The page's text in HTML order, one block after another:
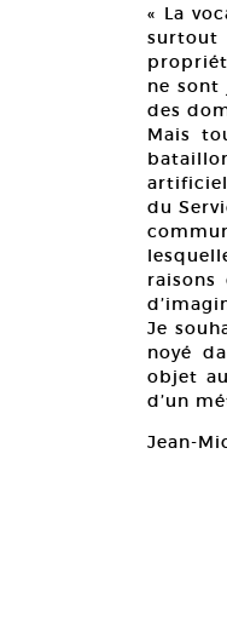
« La
surtout
ne
des
Mais
du
Je
noyé
objet
d’un
Jean-